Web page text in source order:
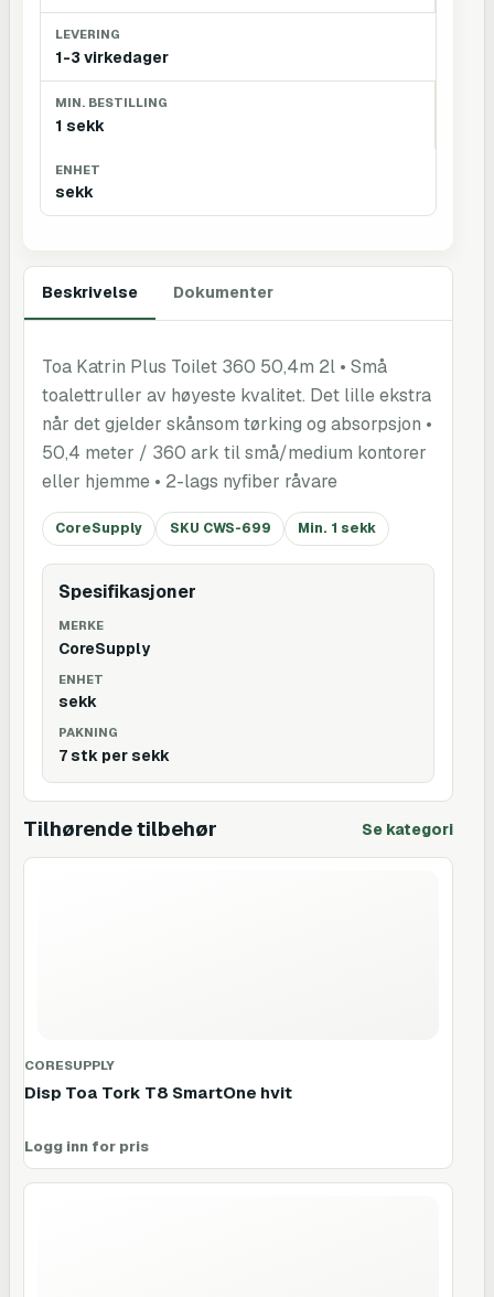
LEVERING
1-3 virkedager
MIN. BESTILLING
1 sekk
ENHET
sekk
Beskrivelse Dokumenter
Toa Katrin Plus Toilet 360 50,4m 2l • Små
toalettruller av høyeste kvalitet. Det lille ekstra
når det gjelder skånsom tørking og absorpsjon •
50,4 meter / 360 ark til små/medium kontorer
eller hjemme • 2-lags nyfiber råvare
CoreSupply SKU CWS-699 Min. 1 sekk
Spesifikasjoner
MERKE
CoreSupply
ENHET
sekk
PAKNING
7 stk per sekk
Tilhørende tilbehør Se kategori
CORESUPPLY
Disp Toa Tork T8 SmartOne hvit
Logg inn for pris